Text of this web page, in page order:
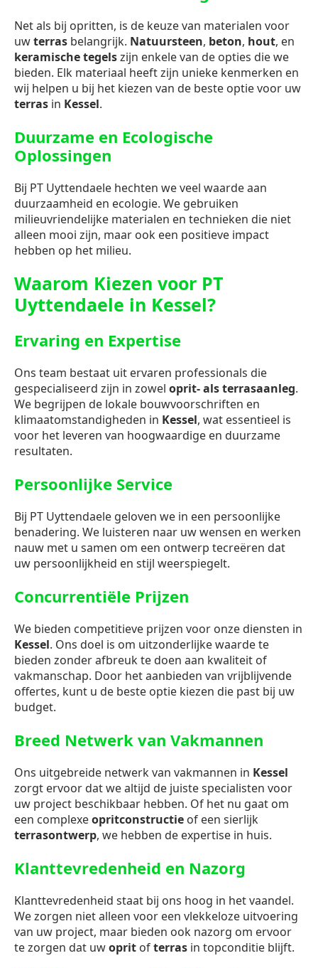
Net als bij opritten, is de keuze van materialen voor
uwterras belangrijk. Natuursteen, beton, hout, en
keramische tegelszijn enkele van de opties die we
bieden. Elk materiaal heeft zijn unieke kenmerken en
wij helpen u bij het kiezen van de beste optie voor uw
terras in Kessel.
Duurzame en Ecologische
Oplossingen
Bij PT Uyttendaele hechten we veel waarde aan
duurzaamheid en ecologie. We gebruiken
milieuvriendelijke materialen en technieken die niet
alleen mooi zijn, maar ook een positieve impact
hebben op het milieu.
Waarom Kiezen voor PT
Uyttendaele in Kessel?
Ervaring en Expertise
Ons team bestaat uit ervaren professionals die
gespecialiseerd zijn in zowel oprit- als terrasaanleg.
We begrijpen de lokale bouwvoorschriften en
klimaatomstandigheden in Kessel, wat essentieel is
voor het leveren van hoogwaardige en duurzame
resultaten.
Persoonlijke Service
Bij PT Uyttendaele geloven we in een persoonlijke
benadering. We luisteren naar uw wensen en werken
nauw met u samen om een ontwerp tecreëren dat
uw persoonlijkheid en stijl weerspiegelt.
Concurrentiële Prijzen
We bieden competitieve prijzen voor onze diensten in
Kessel. Ons doel is om uitzonderlijke waarde te
bieden zonder afbreuk te doen aan kwaliteit of
vakmanschap. Door het aanbieden van vrijblijvende
offertes, kunt u de beste optie kiezen die past bij uw
budget.
Breed Netwerk van Vakmannen
Ons uitgebreide netwerk van vakmannen in Kessel
zorgt ervoor dat we altijd de juiste specialisten voor
uw project beschikbaar hebben. Of het nu gaat om
een complexeopritconstructie of een sierlijk
terrasontwerp, we hebben de expertise in huis.
Klanttevredenheid en Nazorg
Klanttevredenheid staat bij ons hoog in het vaandel.
We zorgen niet alleen voor een vlekkeloze uitvoering
van uw project, maar bieden ook nazorg om ervoor
te zorgen dat uwoprit ofterras in topconditie blijft.